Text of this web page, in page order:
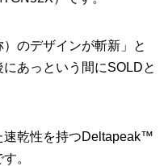
）のデザインが斬新」と
あっという間にSOLDと
速乾性を持つDeltapeak™
。